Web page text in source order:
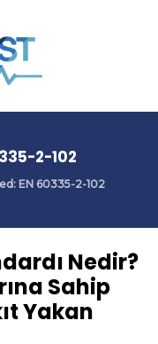
2-102
EN 60335-2-102
Nedir?
Sahip
Yakan